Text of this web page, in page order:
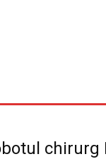
chirurg